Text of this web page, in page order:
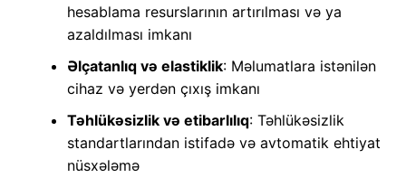
hesablama resurslarının artırılması və ya
azaldılması imkanı
Əlçatanlıq və elastiklik: Məlumatlara istənilən
cihaz və yerdən çıxış imkanı
Təhlükəsizlik və etibarlılıq: Təhlükəsizlik
standartlarından istifadə və avtomatik ehtiyat
nüsxələmə